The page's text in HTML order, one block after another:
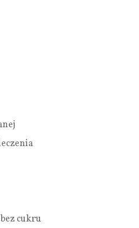
cukru